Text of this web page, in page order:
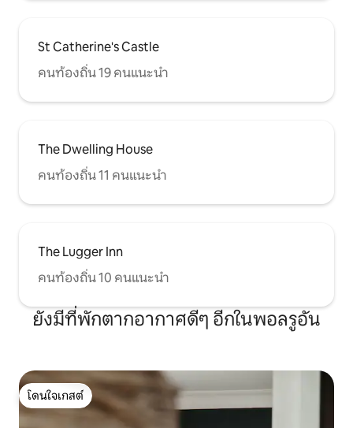
St Catherine's Castle
คนท้องถิ่น 19 คนแนะนำ
The Dwelling House
คนท้องถิ่น 11 คนแนะนำ
The Lugger Inn
คนท้องถิ่น 10 คนแนะนำ
ยังมีที่พักตากอากาศดีๆ อีกในพอลรูอัน
โดนใจเกสต์
โดนใจเกสต์